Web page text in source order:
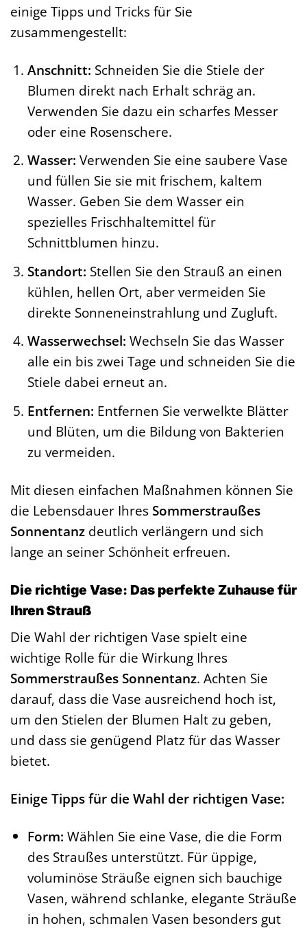
einige Tipps und Tricks für Sie
zusammengestellt:
Anschnitt: Schneiden Sie die Stiele der
Blumen direkt nach Erhalt schräg an.
Verwenden Sie dazu ein scharfes Messer
oder eine Rosenschere.
Wasser: Verwenden Sie eine saubere Vase
und füllen Sie sie mit frischem, kaltem
Wasser. Geben Sie dem Wasser ein
spezielles Frischhaltemittel für
Schnittblumen hinzu.
Standort: Stellen Sie den Strauß an einen
kühlen, hellen Ort, aber vermeiden Sie
direkte Sonneneinstrahlung und Zugluft.
Wasserwechsel: Wechseln Sie das Wasser
alle ein bis zwei Tage und schneiden Sie die
Stiele dabei erneut an.
Entfernen: Entfernen Sie verwelkte Blätter
und Blüten, um die Bildung von Bakterien
zu vermeiden.
Mit diesen einfachen Maßnahmen können Sie
die Lebensdauer Ihres Sommerstraußes
Sonnentanz deutlich verlängern und sich
lange an seiner Schönheit erfreuen.
Die richtige Vase: Das perfekte Zuhause für
Ihren Strauß
Die Wahl der richtigen Vase spielt eine
wichtige Rolle für die Wirkung Ihres
Sommerstraußes Sonnentanz. Achten Sie
darauf, dass die Vase ausreichend hoch ist,
um den Stielen der Blumen Halt zu geben,
und dass sie genügend Platz für das Wasser
bietet.
Einige Tipps für die Wahl der richtigen Vase:
Form: Wählen Sie eine Vase, die die Form
des Straußes unterstützt. Für üppige,
voluminöse Sträuße eignen sich bauchige
Vasen, während schlanke, elegante Sträuße
in hohen, schmalen Vasen besonders gut